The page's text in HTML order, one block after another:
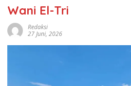
Wani El-Tri
Redaksi
27 Juni, 2026